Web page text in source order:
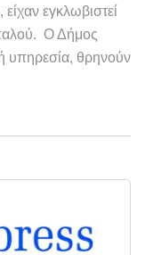
εγκλωβιστεί
Ο Δήμος
υπηρεσία, θρηνούν